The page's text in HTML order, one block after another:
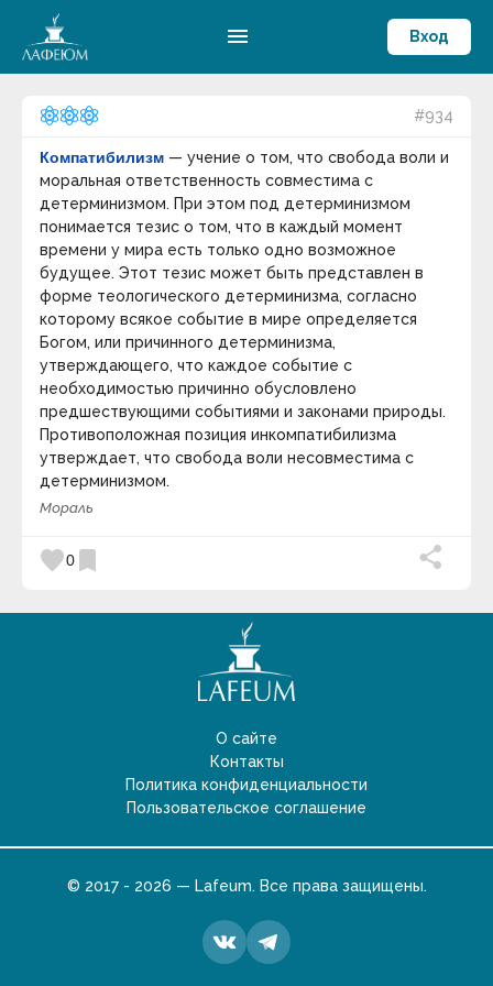
menu Вход
#934
Компатибилизм — учение о том, что свобода воли и
моральная ответственность совместима с
детерминизмом. При этом под детерминизмом
понимается тезис о том, что в каждый момент
времени у мира есть только одно возможное
будущее. Этот тезис может быть представлен в
форме теологического детерминизма, согласно
которому всякое событие в мире определяется
Богом, или причинного детерминизма,
утверждающего, что каждое событие с
необходимостью причинно обусловлено
предшествующими событиями и законами природы.
Противоположная позиция инкомпатибилизма
утверждает, что свобода воли несовместима с
детерминизмом.
Мораль
favorite0 bookmark
О сайте
Контакты
Политика конфиденциальности
Пользовательское соглашение
© 2017 - 2026 — Lafeum. Все права защищены.